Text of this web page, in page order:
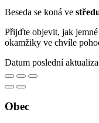
Beseda se koná ve
Přijďte objevit, jak
okamžiky ve chvíle
Datum poslední
Obec